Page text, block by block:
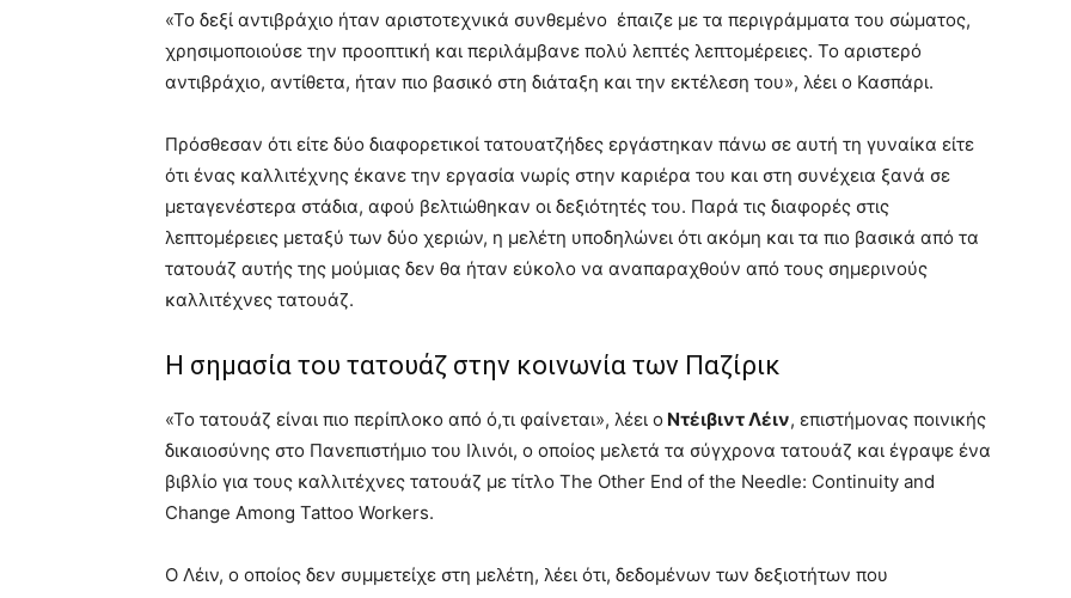
«Το δεξί αντιβράχιο ήταν αριστοτεχνικά συνθεμένο έπαιζε με τα περιγράμματα του σώματος,
χρησιμοποιούσε την προοπτική και περιλάμβανε πολύ λεπτές λεπτομέρειες. Το αριστερό
αντιβράχιο, αντίθετα, ήταν πιο βασικό στη διάταξη και την εκτέλεση του», λέει ο Κασπάρι.
Πρόσθεσαν ότι είτε δύο διαφορετικοί τατουατζήδες εργάστηκαν πάνω σε αυτή τη γυναίκα είτε
ότι ένας καλλιτέχνης έκανε την εργασία νωρίς στην καριέρα του και στη συνέχεια ξανά σε
μεταγενέστερα στάδια, αφού βελτιώθηκαν οι δεξιότητές του. Παρά τις διαφορές στις
λεπτομέρειες μεταξύ των δύο χεριών, η μελέτη υποδηλώνει ότι ακόμη και τα πιο βασικά από τα
τατουάζ αυτής της μούμιας δεν θα ήταν εύκολο να αναπαραχθούν από τους σημερινούς
καλλιτέχνες τατουάζ.
Η σημασία του τατουάζ στην κοινωνία των Παζίρικ
«Το τατουάζ είναι πιο περίπλοκο από ό,τι φαίνεται», λέει ο Ντέιβιντ Λέιν, επιστήμονας ποινικής
δικαιοσύνης στο Πανεπιστήμιο του Ιλινόι, ο οποίος μελετά τα σύγχρονα τατουάζ και έγραψε ένα
βιβλίο για τους καλλιτέχνες τατουάζ με τίτλο The Other End of the Needle: Continuity and
Change Among Tattoo Workers.
Ο Λέιν, ο οποίος δεν συμμετείχε στη μελέτη, λέει ότι, δεδομένων των δεξιοτήτων που